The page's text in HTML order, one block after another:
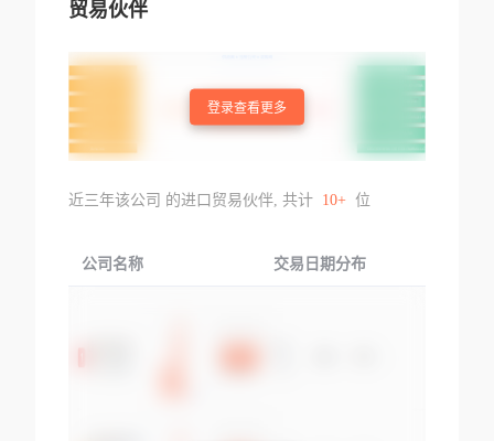
贸易伙伴
登录查看更多
近三年该公司 的进口贸易伙伴, 共计 10+ 位
公司名称 交易日期分布